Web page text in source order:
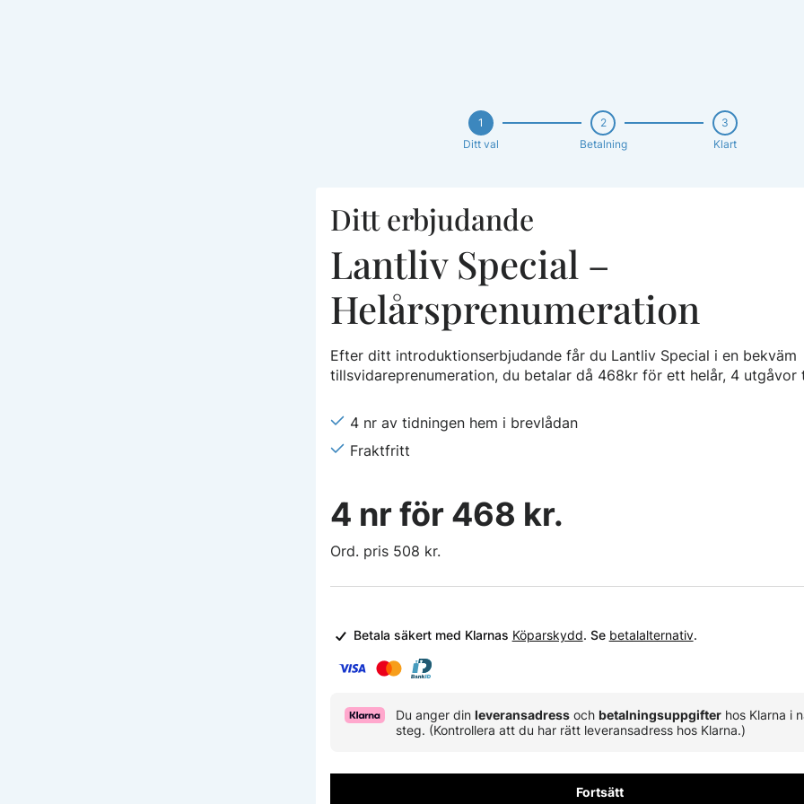
1
Ditt val
2
Betalning
3
Klart
Ditt erbjudande
Lantliv Special –
Helårsprenumeration
Efter ditt introduktionserbjudande får du Lantliv Special i en bekväm
tillsvidareprenumeration, du betalar då 468kr för ett helår, 4 utgåvor
4 nr av tidningen hem i brevlådan
Fraktfritt
4 nr för 468 kr.
Ord. pris 508 kr.
Du anger din leveransadress och betalningsuppgifter hos Klarna i
steg. (Kontrollera att du har rätt leveransadress hos Klarna.)
Fortsätt